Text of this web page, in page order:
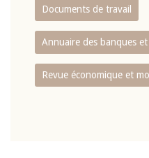
Documents de travail
Annuaire des banques
Revue économique et